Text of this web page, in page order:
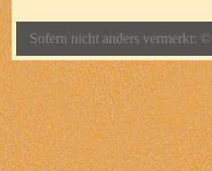
Sofern nicht anders vermerkt: